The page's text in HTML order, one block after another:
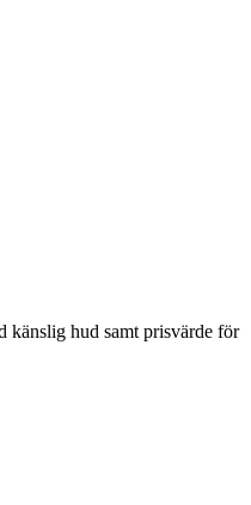
känslig hud samt prisvärde för